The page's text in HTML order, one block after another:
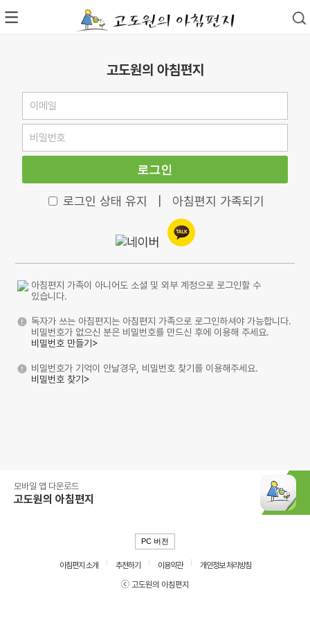
고도원의 아침편지
로그인
로그인 상태 유지 아침편지 가족되기
아침편지 가족이 아니어도 소셜 및 외부 계정으로 로그인할 수
있습니다.
독자가 쓰는 아침편지는 아침편지 가족으로 로그인하셔야 가능합니다.
비밀번호가 없으신 분은 비밀번호를 만드신 후에 이용해 주세요.
비밀번호 만들기>
비밀번호가 기억이 안날경우, 비밀번호 찾기를 이용해주세요.
비밀번호 찾기>
모바일 앱 다운로드
고도원의 아침편지
PC 버전
아침편지 소개 추천하기 이용약관
개인정보 처리방침
ⓒ 고도원의 아침편지